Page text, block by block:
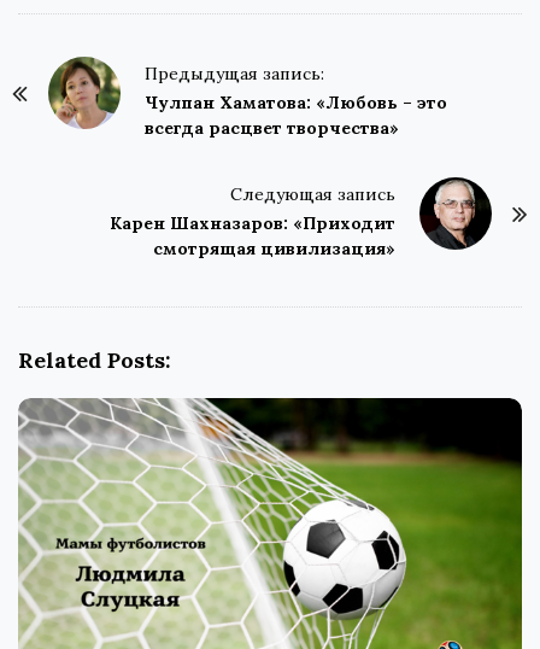
Предыдущая запись:
Чулпан Хаматова: «Любовь – это
всегда расцвет творчества»
Следующая запись
Карен Шахназаров: «Приходит
смотрящая цивилизация»
Related Posts: